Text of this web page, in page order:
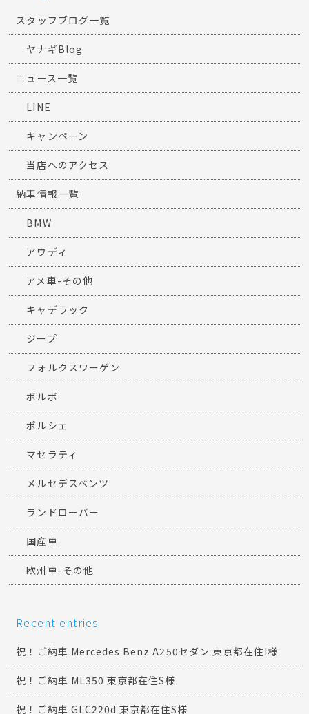
スタッフブログ一覧
ヤナギBlog
ニュース一覧
LINE
キャンペーン
当店へのアクセス
納車情報一覧
BMW
アウディ
アメ車-その他
キャデラック
ジープ
フォルクスワーゲン
ボルボ
ポルシェ
マセラティ
メルセデスベンツ
ランドローバー
国産車
欧州車-その他
Recent entries
祝！ご納車 Mercedes Benz A250セダン 東京都在住I様
祝！ご納車 ML350 東京都在住S様
祝！ご納車 GLC220d 東京都在住S様